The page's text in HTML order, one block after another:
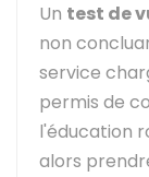
Un test de
non
service
permis de
l'éducation
alors